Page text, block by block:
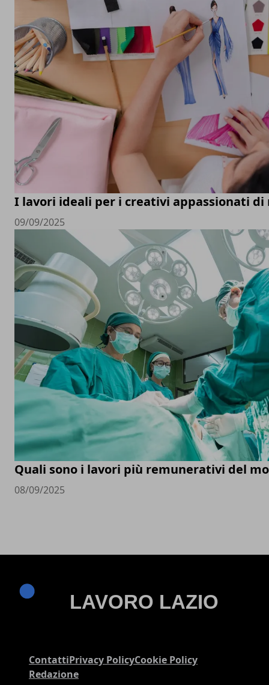
I lavori ideali per i creativi appassionati di
09/09/2025
Quali sono i lavori più remunerativi del
08/09/2025
ContattiPrivacy PolicyCookie Policy
Redazione